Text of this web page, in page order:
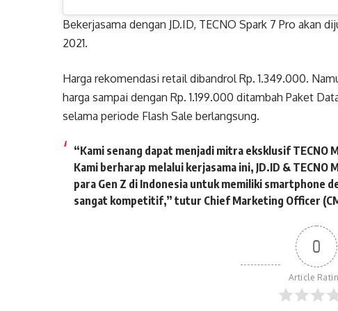
Bekerjasama dengan JD.ID, TECNO Spark 7 Pro akan
2021.
Harga rekomendasi retail dibandrol Rp. 1.349.000.
harga sampai dengan Rp. 1.199.000 ditambah Paket
selama periode Flash Sale berlangsung.
“Kami senang dapat menjadi mitra eksklusif TECNO
Kami berharap melalui kerjasama ini, JD.ID &
para Gen Z di Indonesia untuk memiliki smartphone
sangat kompetitif,” tutur Chief Marketing Officer
0
Article